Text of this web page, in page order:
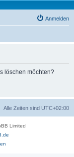
Anmelden
löschen möchten?
Alle Zeiten sind UTC+02:00
Limited